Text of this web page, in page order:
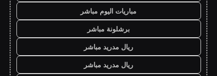
مباريات اليوم مباشر
برشلونة مباشر
ريال مدريد مباشر
ريال مدريد مباشر